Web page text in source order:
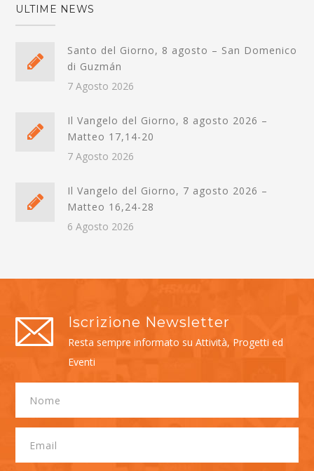
ULTIME NEWS
Santo del Giorno, 8 agosto – San Domenico
di Guzmán
7 Agosto 2026
Il Vangelo del Giorno, 8 agosto 2026 –
Matteo 17,14-20
7 Agosto 2026
Il Vangelo del Giorno, 7 agosto 2026 –
Matteo 16,24-28
6 Agosto 2026
Iscrizione Newsletter
Resta sempre informato su Attività, Progetti ed
Eventi